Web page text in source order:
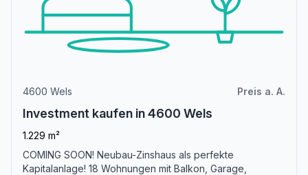
4600 Wels Preis a. A.
Investment kaufen in 4600 Wels
1.229 m²
COMING SOON! Neubau-Zinshaus als perfekte
Kapitalanlage! 18 Wohnungen mit Balkon, Garage,